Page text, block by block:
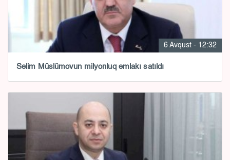
6 Avqust - 12:32
Səlim Müslümovun milyonluq əmlakı satıldı